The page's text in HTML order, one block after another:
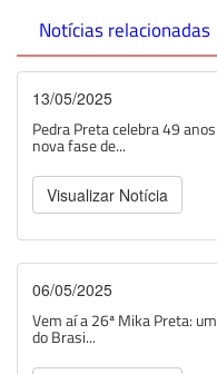
Notícias relacionadas
13/05/2025
Pedra Preta celebra 49
nova fase de...
Visualizar Notícia
06/05/2025
Vem aí a 26ª Mika Preta:
do Brasi...